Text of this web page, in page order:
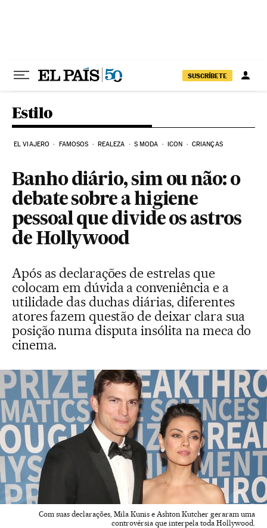
SUSCRÍBETE
Estilo
EL VIAJERO FAMOSOS REALEZA S MODA ICON CRIANÇAS
Banho diário, sim ou não: o
debate sobre a higiene
pessoal que divide os astros
de Hollywood
Após as declarações de estrelas que
colocam em dúvida a conveniência e a
utilidade das duchas diárias, diferentes
atores fazem questão de deixar clara sua
posição numa disputa insólita na meca do
cinema.
Com suas declarações, Mila Kunis e Ashton Kutcher geraram uma
controvérsia que interpela toda Hollywood.